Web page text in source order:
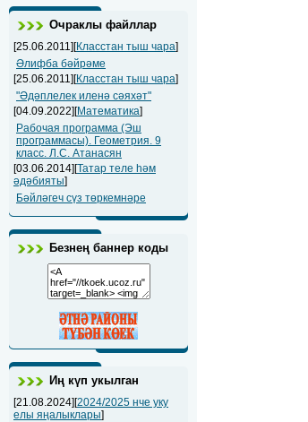
Очраклы файллар
[25.06.2011][Класстан тыш чара]
Әлифба бәйрәме
[25.06.2011][Класстан тыш чара]
"Әдәплелек иленә сәяхәт"
[04.09.2022][Математика]
Рабочая программа (Эш
программасы). Геометрия. 9
класс. Л.С. Атанасян
[03.06.2014][Татар теле һәм
әдәбияты]
Бәйләгеч сүз төркемнәре
Безнең баннер коды
Иң күп укылган
[21.08.2024][2024/2025 нче уку
елы яңалыклары]